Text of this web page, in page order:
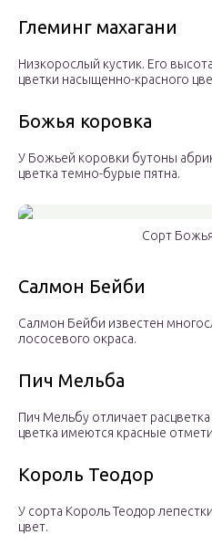
Глеминг махагани
Низкорослый кустик. Его
цветки насыщенно-красного
Божья коровка
У Божьей коровки бутоны
цветка темно-бурые пятна.
Сорт
Салмон Бейби
Салмон Бейби известен
лососевого окраса.
Пич Мельба
Пич Мельбу отличает
цветка имеются красные
Король Теодор
У сорта Король Теодор
цвет.